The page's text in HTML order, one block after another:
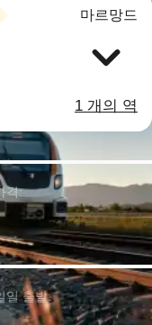
마르망드
1 개의 역
격:
일 출발: